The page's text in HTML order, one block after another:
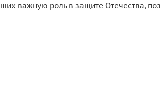
важную роль в защите Отечества,